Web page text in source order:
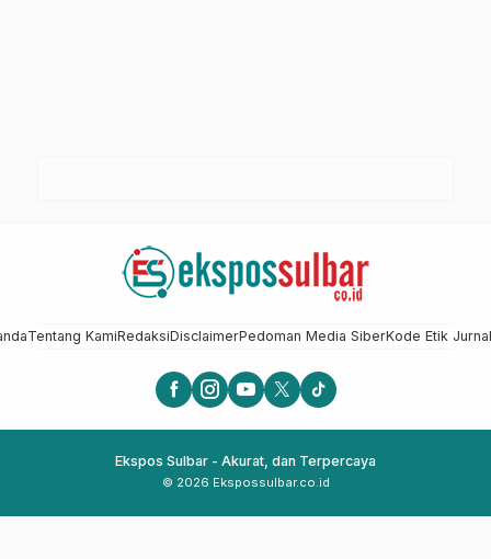
Tentang KamiRedaksiDisclaimerPedoman Media SiberKode Etik
Ekspos Sulbar - Akurat, dan Terpercaya
© 2026 Ekspossulbar.co.id